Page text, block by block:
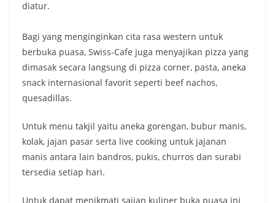
diatur.
Bagi yang menginginkan cita rasa western untuk
berbuka puasa, Swiss-Cafe juga menyajikan pizza yang
dimasak secara langsung di pizza corner, pasta, aneka
snack internasional favorit seperti beef nachos,
quesadillas.
Untuk menu takjil yaitu aneka gorengan, bubur manis,
kolak, jajan pasar serta live cooking untuk jajanan
manis antara lain bandros, pukis, churros dan surabi
tersedia setiap hari.
Untuk dapat menikmati sajian kuliner buka puasa ini